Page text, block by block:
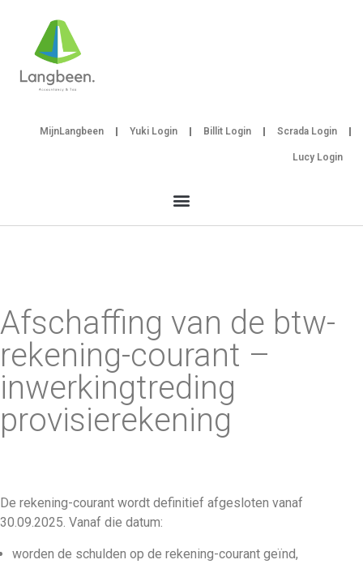
MijnLangbeen Yuki Login Billit Login Scrada Login
Lucy Login
Afschaffing van de btw-
rekening-courant –
inwerkingtreding
provisierekening
De rekening-courant wordt definitief afgesloten vanaf
30.09.2025. Vanaf die datum:
worden de schulden op de rekening-courant geïnd,